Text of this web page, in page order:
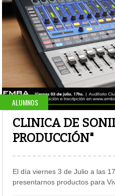
ALUMNOS
CLINICA DE
PRODUCCIÓN"
El día viernes 3 de Julio a las
presentarnos productos para